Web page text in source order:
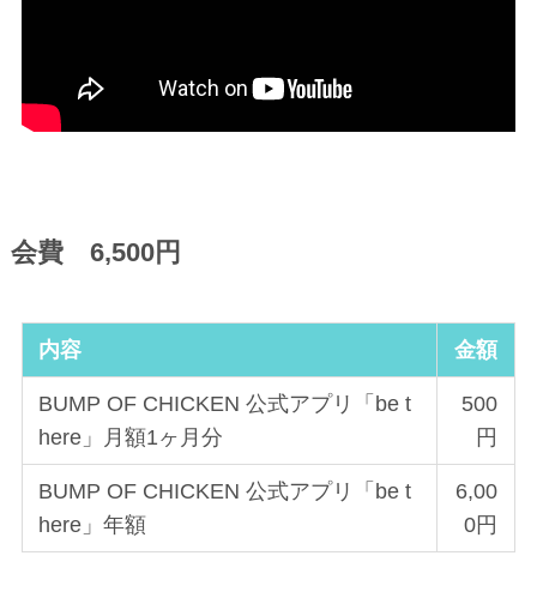
会費 6,500円
内容 金額
BUMP OF CHICKEN 公式アプリ「be t
here」月額1ヶ月分
500
円
BUMP OF CHICKEN 公式アプリ「be t
here」年額
6,00
0円